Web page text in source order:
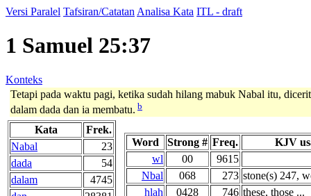
Versi Paralel Tafsiran/Catatan Analisa Kata ITL - draft
1 Samuel 25:37
Konteks
Tetapi pada waktu pagi, ketika sudah hilang mabuk Nabal itu,
dalam dada dan ia membatu. b
Kata
Frek.
Nabal
23
dada
54
dalam
4745
Word Strong # Freq.
KJV
wl
00
9615
Nbal
068 273 stone(s) 247,
hlah
0428 746 these, those ...